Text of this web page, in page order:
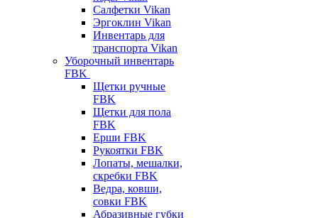
Салфетки Vikan
Эргоклин Vikan
Инвентарь для
транспорта Vikan
Уборочный инвентарь
FBK
Щетки ручные
FBK
Щетки для пола
FBK
Ерши FBK
Рукоятки FBK
Лопаты, мешалки,
скребки FBK
Ведра, ковши,
совки FBK
Абразивные губки